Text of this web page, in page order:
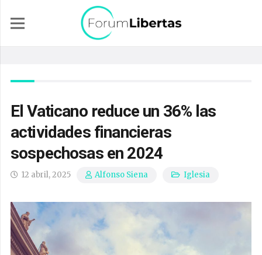
El Vaticano reduce un 36% las
actividades financieras
sospechosas en 2024
12 abril, 2025 Alfonso Siena Iglesia